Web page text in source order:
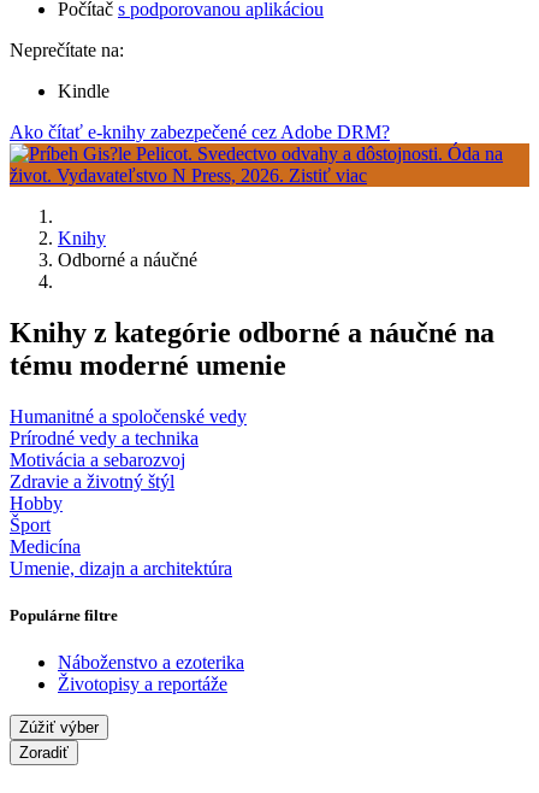
Počítač s podporovanou aplikáciou
Neprečítate na:
Kindle
Ako čítať e-knihy zabezpečené cez Adobe DRM?
Knihy
Odborné a náučné
Knihy z kategórie odborné a náučné na
tému moderné umenie
Humanitné a spoločenské vedy
Prírodné vedy a technika
Motivácia a sebarozvoj
Zdravie a životný štýl
Hobby
Šport
Medicína
Umenie, dizajn a architektúra
Populárne filtre
Náboženstvo a ezoterika
Životopisy a reportáže
Zúžiť výber
Zoradiť